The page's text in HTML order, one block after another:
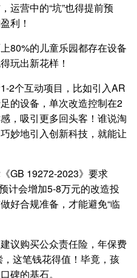
运营中的“坑”也得提前预
利！
80%的儿童乐园都存在设备
玩出新花样！
2个互动项目，比如引入AR
的设备，单次改造控制在2
，吸引更多回头客！谁说淘
妙地引入创新科技，就能让
GB 19272-2023》要求
计会增加5-8万元的改造投
好合规准备，才能避免“临
议购买公众责任险，年保费
这笔钱花得值！毕竟，孩
碑的基石。